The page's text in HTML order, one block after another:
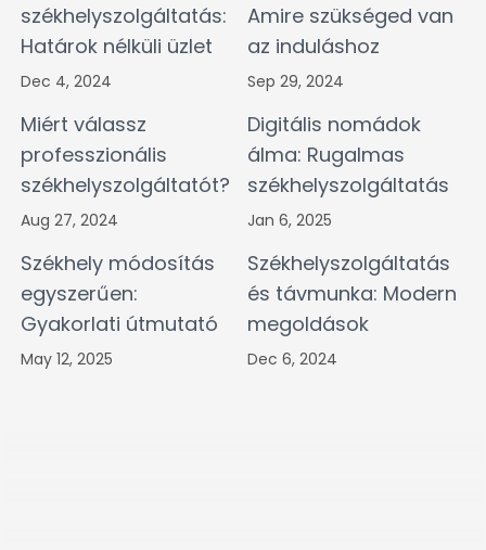
székhelyszolgáltatás:
Határok nélküli üzlet
Dec 4, 2024
Amire szükséged van
az induláshoz
Sep 29, 2024
Miért válassz
professzionális
székhelyszolgáltatót?
Aug 27, 2024
Digitális nomádok
álma: Rugalmas
székhelyszolgáltatás
Jan 6, 2025
Székhely módosítás
egyszerűen:
Gyakorlati útmutató
May 12, 2025
Székhelyszolgáltatás
és távmunka: Modern
megoldások
Dec 6, 2024